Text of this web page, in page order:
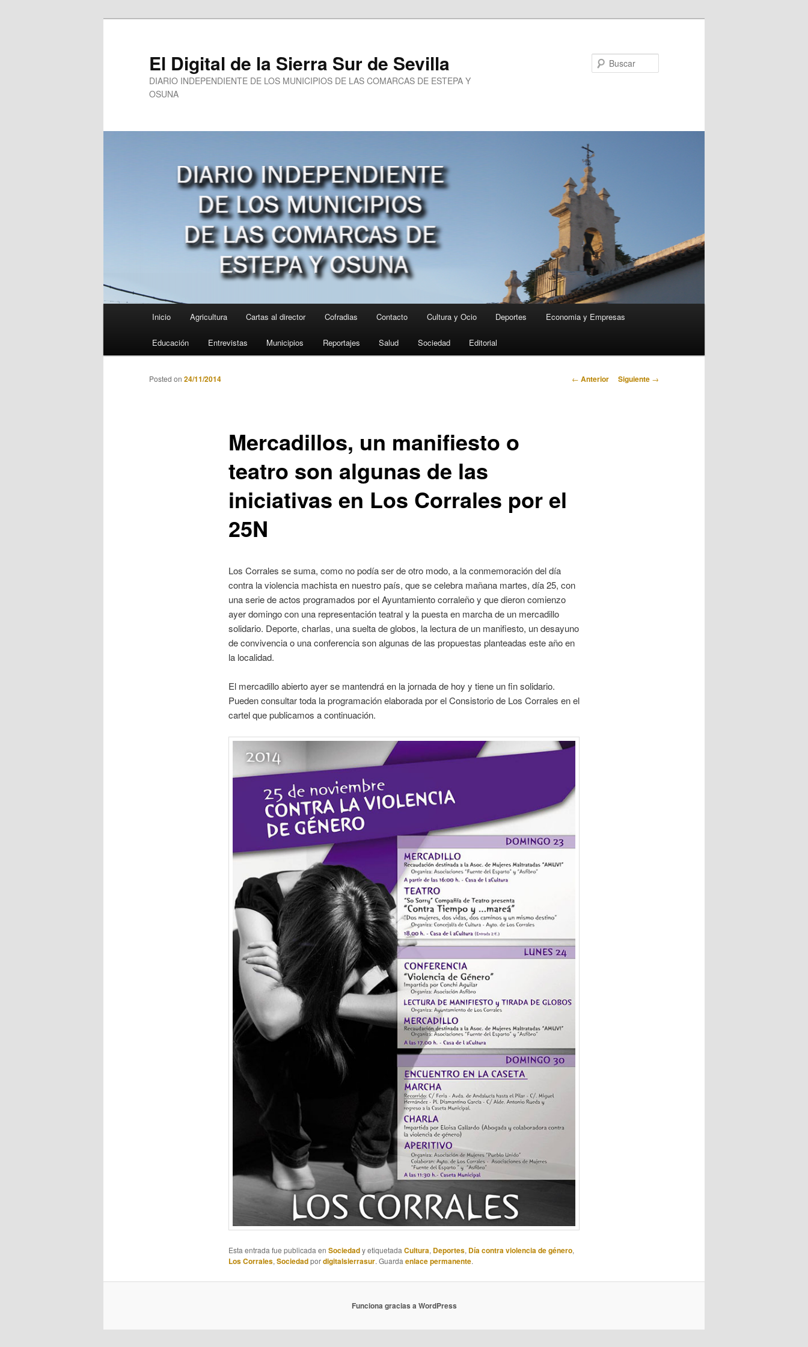
El Digital de la Sierra Sur de Sevilla
DIARIO INDEPENDIENTE DE LOS MUNICIPIOS DE LAS COMARCAS DE ESTEPA Y
OSUNA
Inicio Agricultura Cartas al director Cofradias Contacto Cultura y Ocio Deportes Economia y Empresas
Educación Entrevistas Municipios Reportajes Salud Sociedad Editorial
Navegación
← Anterior Siguiente →
Mercadillos, un manifiesto o
teatro son algunas de las
iniciativas en Los Corrales por el
25N
Posted on 24/11/2014
Los Corrales se suma, como no podía ser de otro modo, a la conmemoración del día
contra la violencia machista en nuestro país, que se celebra mañana martes, día 25, con
una serie de actos programados por el Ayuntamiento corraleño y que dieron comienzo
ayer domingo con una representación teatral y la puesta en marcha de un mercadillo
solidario. Deporte, charlas, una suelta de globos, la lectura de un manifiesto, un desayuno
de convivencia o una conferencia son algunas de las propuestas planteadas este año en
la localidad.
El mercadillo abierto ayer se mantendrá en la jornada de hoy y tiene un fin solidario.
Pueden consultar toda la programación elaborada por el Consistorio de Los Corrales en el
cartel que publicamos a continuación.
Esta entrada fue publicada en Sociedady etiquetada Cultura, Deportes, Día contra violencia de género,
Los Corrales, Sociedadpordigitalsierrasur. Guarda enlace permanente.
Funciona gracias a WordPress